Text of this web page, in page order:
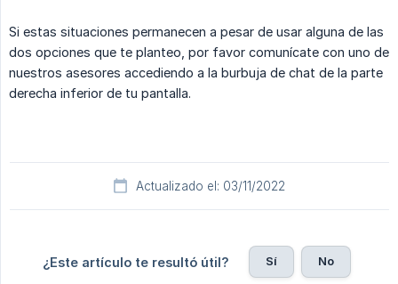
Si estas situaciones permanecen a pesar de usar alguna de las
dos opciones que te planteo, por favor comunícate con uno de
nuestros asesores accediendo a la burbuja de chat de la parte
derecha inferior de tu pantalla.
Actualizado el: 03/11/2022
¿Este artículo te resultó útil? Sí No